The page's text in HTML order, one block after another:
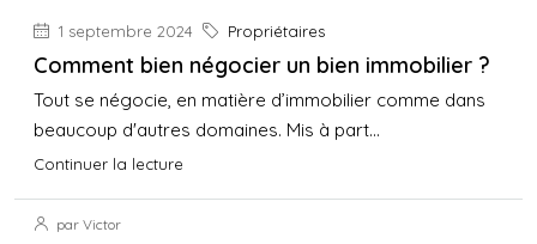
1 septembre 2024 Propriétaires
Comment bien négocier un bien immobilier ?
Tout se négocie, en matière d’immobilier comme dans
beaucoup d'autres domaines. Mis à part...
Continuer la lecture
par Victor